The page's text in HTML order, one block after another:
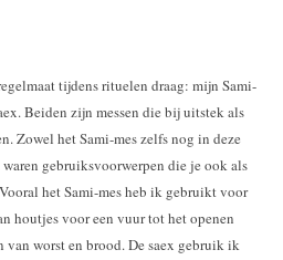
tijdens rituelen draag: mijn Sami-
Beiden zijn messen die bij uitstek als
Zowel het Sami-mes zelfs nog in deze
gebruiksvoorwerpen die je ook als
het Sami-mes heb ik gebruikt voor
houtjes voor een vuur tot het openen
van worst en brood. De saex gebruik ik